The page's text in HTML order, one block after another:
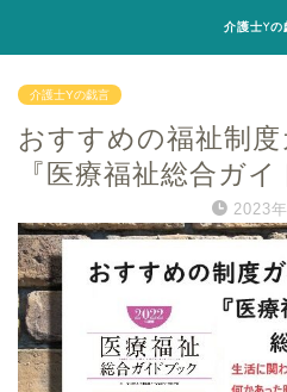
介護士Yの
介護士Yの戯言
おすすめの福祉制
『医療福祉総合ガイ
2023